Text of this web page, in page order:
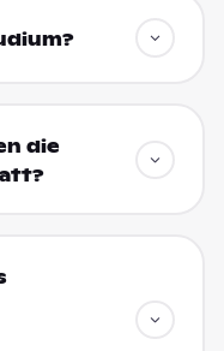
die